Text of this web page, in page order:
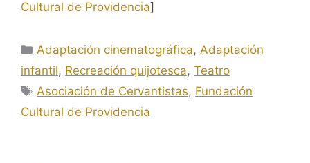
Cultural de Providencia]
Categorías
Adaptación cinematográfica,Adaptación
infantil, Recreación quijotesca, Teatro
Etiquetas
Asociación de Cervantistas, Fundación
Cultural de Providencia